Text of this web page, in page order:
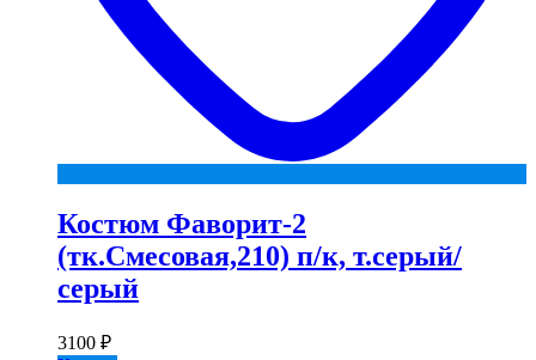
Костюм Фаворит-2
(тк.Смесовая,210) п/к, т.серый/
серый
3100 ₽